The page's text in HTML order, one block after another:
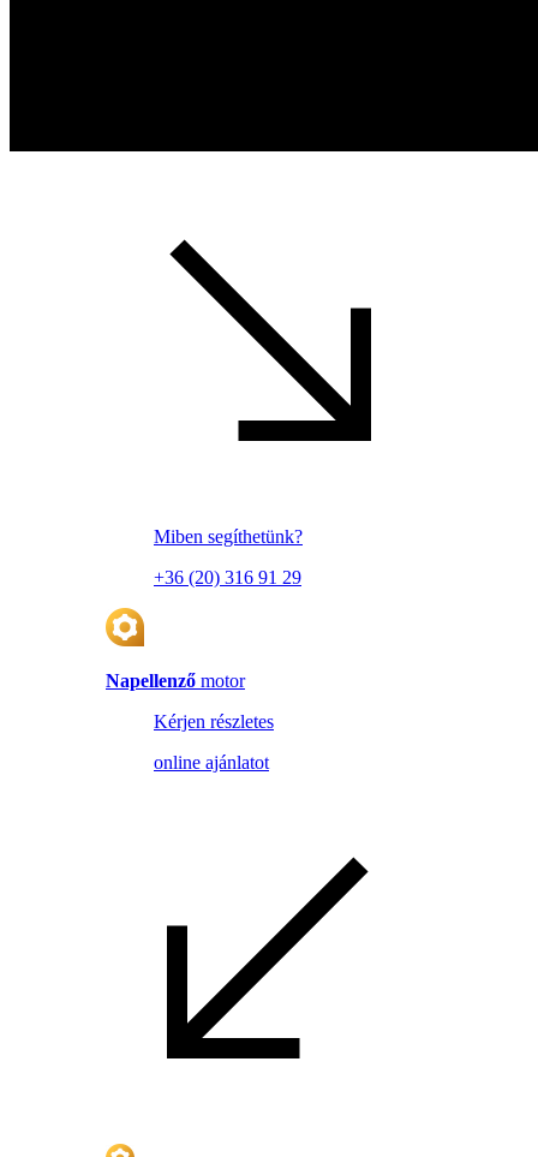
Miben segíthetünk?
+36 (20) 316 91 29
Napellenző motor
Kérjen részletes
online ajánlatot